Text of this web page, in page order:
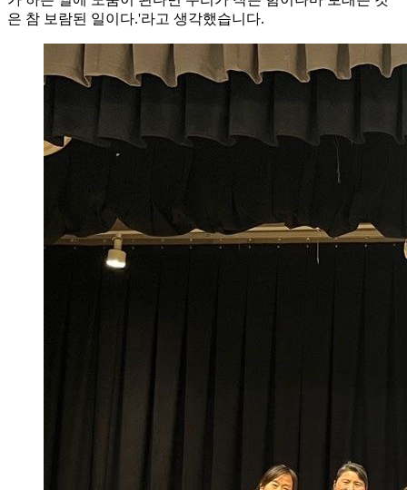
은 참 보람된 일이다.'라고 생각했습니다.